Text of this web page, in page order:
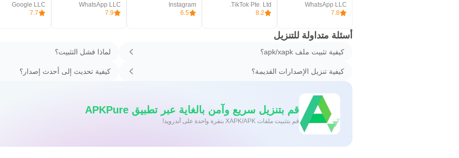
WhatsApp LLC
7.8
TikTok Pte. Ltd.
8.2
Instagram
6.5
WhatsApp LLC
7.9
Google LLC
7.7
أسئلة متداولة للتنزيل
كيفية تثبيت ملف apk/xapk؟ لماذا فشل التثبيت؟
كيفية تنزيل الإصدارات القديمة؟ كيفية تحديث إلى أحدث إصدار؟
قم بتنزيل سريع وآمن بالغاية عبر تطبيق APKPure
قم بتثبيت ملفات XAPK/APK بنقرة واحدة على أندرويد!